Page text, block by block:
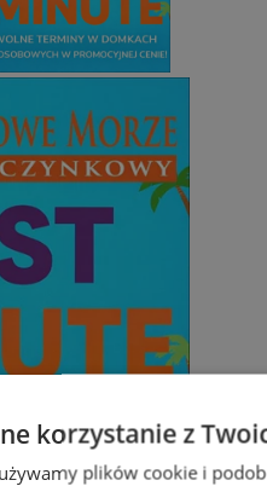
korzystanie z
plików cookie i